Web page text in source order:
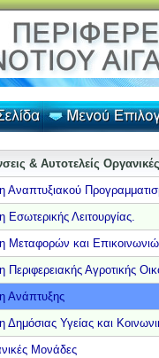
& Αυτοτελείς
Αναπτυξιακού
Εσωτερικής Λειτουργίας.
Μεταφορών και
Περιφερειακής Αγροτικής
Ανάπτυξης
Δημόσιας Υγείας και
Μονάδες